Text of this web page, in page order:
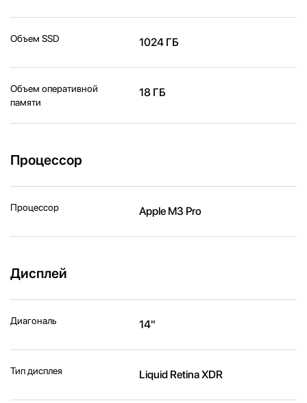
Объем SSD 1024 ГБ
Объем оперативной
памяти
18 ГБ
Процессор
Процессор Apple M3 Pro
Дисплей
Диагональ 14"
Тип дисплея Liquid Retina XDR